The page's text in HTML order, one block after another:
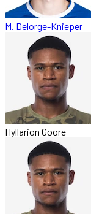
M. Delorge-Knieper
Hyllarion Goore